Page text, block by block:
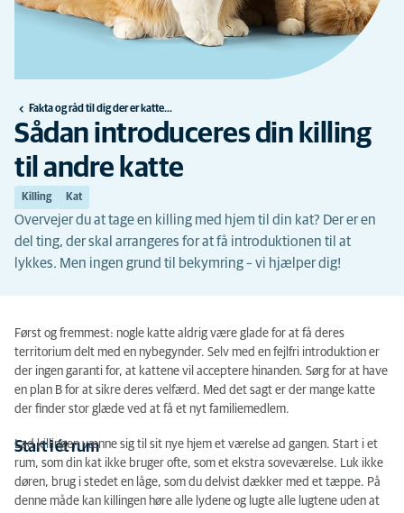
Fakta og råd til dig der er katteejer
Sådan introduceres din killing
til andre katte
Killing Kat
Overvejer du at tage en killing med hjem til din kat? Der er en
del ting, der skal arrangeres for at få introduktionen til at
lykkes. Men ingen grund til bekymring – vi hjælper dig!
Først og fremmest: nogle katte aldrig være glade for at få deres
territorium delt med en nybegynder. Selv med en fejlfri introduktion er
der ingen garanti for, at kattene vil acceptere hinanden. Sørg for at have
en plan B for at sikre deres velfærd. Med det sagt er der mange katte
der finder stor glæde ved at få et nyt familiemedlem.
Start i ét rum
Lad killingen vænne sig til sit nye hjem et værelse ad gangen. Start i et
rum, som din kat ikke bruger ofte, som et ekstra soveværelse. Luk ikke
døren, brug i stedet en låge, som du delvist dækker med et tæppe. På
denne måde kan killingen høre alle lydene og lugte alle lugtene uden at